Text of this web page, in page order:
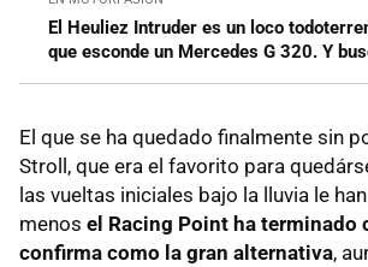
El Heuliez Intruder es un loco
que esconde un Mercedes G 320. Y
El que se ha quedado finalmente sin
Stroll, que era el favorito para
las vueltas iniciales bajo la lluvia le
menos el Racing Point ha terminado
confirma como la gran alternativa,